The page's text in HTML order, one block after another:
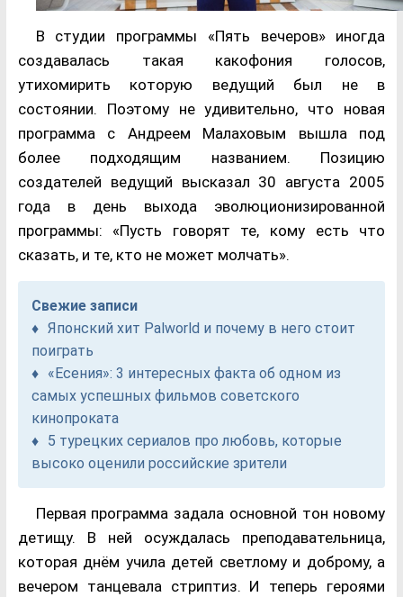
В студии программы «Пять вечеров» иногда
создавалась такая какофония голосов,
утихомирить которую ведущий был не в
состоянии. Поэтому не удивительно, что новая
программа с Андреем Малаховым вышла под
более подходящим названием. Позицию
создателей ведущий высказал 30 августа 2005
года в день выхода эволюционизированной
программы: «Пусть говорят те, кому есть что
сказать, и те, кто не может молчать».
Свежие записи
Японский хит Palworld и почему в него стоит
поиграть
«Есения»: 3 интересных факта об одном из
самых успешных фильмов советского
кинопроката
5 турецких сериалов про любовь, которые
высоко оценили российские зрители
Первая программа задала основной тон новому
детищу. В ней осуждалась преподавательница,
которая днём учила детей светлому и доброму, а
вечером танцевала стриптиз. И теперь героями